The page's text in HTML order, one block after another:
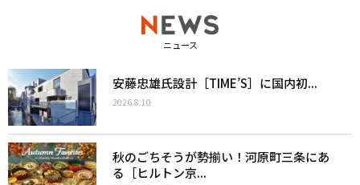
ニュース
安藤忠雄氏設計［TIME’S］に国内初...
2026.8.10
秋のごちそうが勢揃い！河原町三条にあ
る［ヒルトン京...